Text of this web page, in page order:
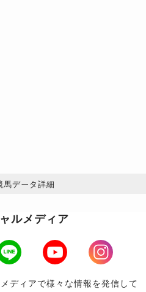
馬データ詳細
ルメディア
LINE Youtube
Instagram
ディアで様々な情報を発信して